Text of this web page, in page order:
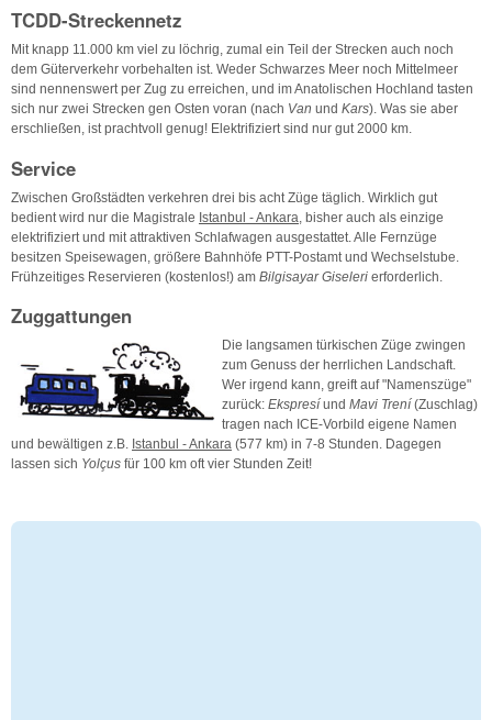
TCDD-Streckennetz
Mit knapp 11.000 km viel zu löchrig, zumal ein Teil der Strecken auch noch
dem Güterverkehr vorbehalten ist. Weder Schwarzes Meer noch Mittelmeer
sind nennenswert per Zug zu erreichen, und im Anatolischen Hochland tasten
sich nur zwei Strecken gen Osten voran (nach Van und Kars). Was sie aber
erschließen, ist prachtvoll genug! Elektrifiziert sind nur gut 2000 km.
Service
Zwischen Großstädten verkehren drei bis acht Züge täglich. Wirklich gut
bedient wird nur die Magistrale Istanbul - Ankara , bisher auch als einzige
elektrifiziert und mit attraktiven Schlafwagen ausgestattet. Alle Fernzüge
besitzen Speisewagen, größere Bahnhöfe PTT-Postamt und Wechselstube.
Frühzeitiges Reservieren (kostenlos!) am Bilgisayar Giseleri erforderlich.
Zuggattungen
Die langsamen türkischen Züge zwingen
zum Genuss der herrlichen Landschaft.
Wer irgend kann, greift auf "Namenszüge"
zurück: Ekspresí und Mavi Trení (Zuschlag)
tragen nach ICE-Vorbild eigene Namen
und bewältigen z.B. Istanbul - Ankara (577 km) in 7-8 Stunden. Dagegen
lassen sich Yolçus für 100 km oft vier Stunden Zeit!